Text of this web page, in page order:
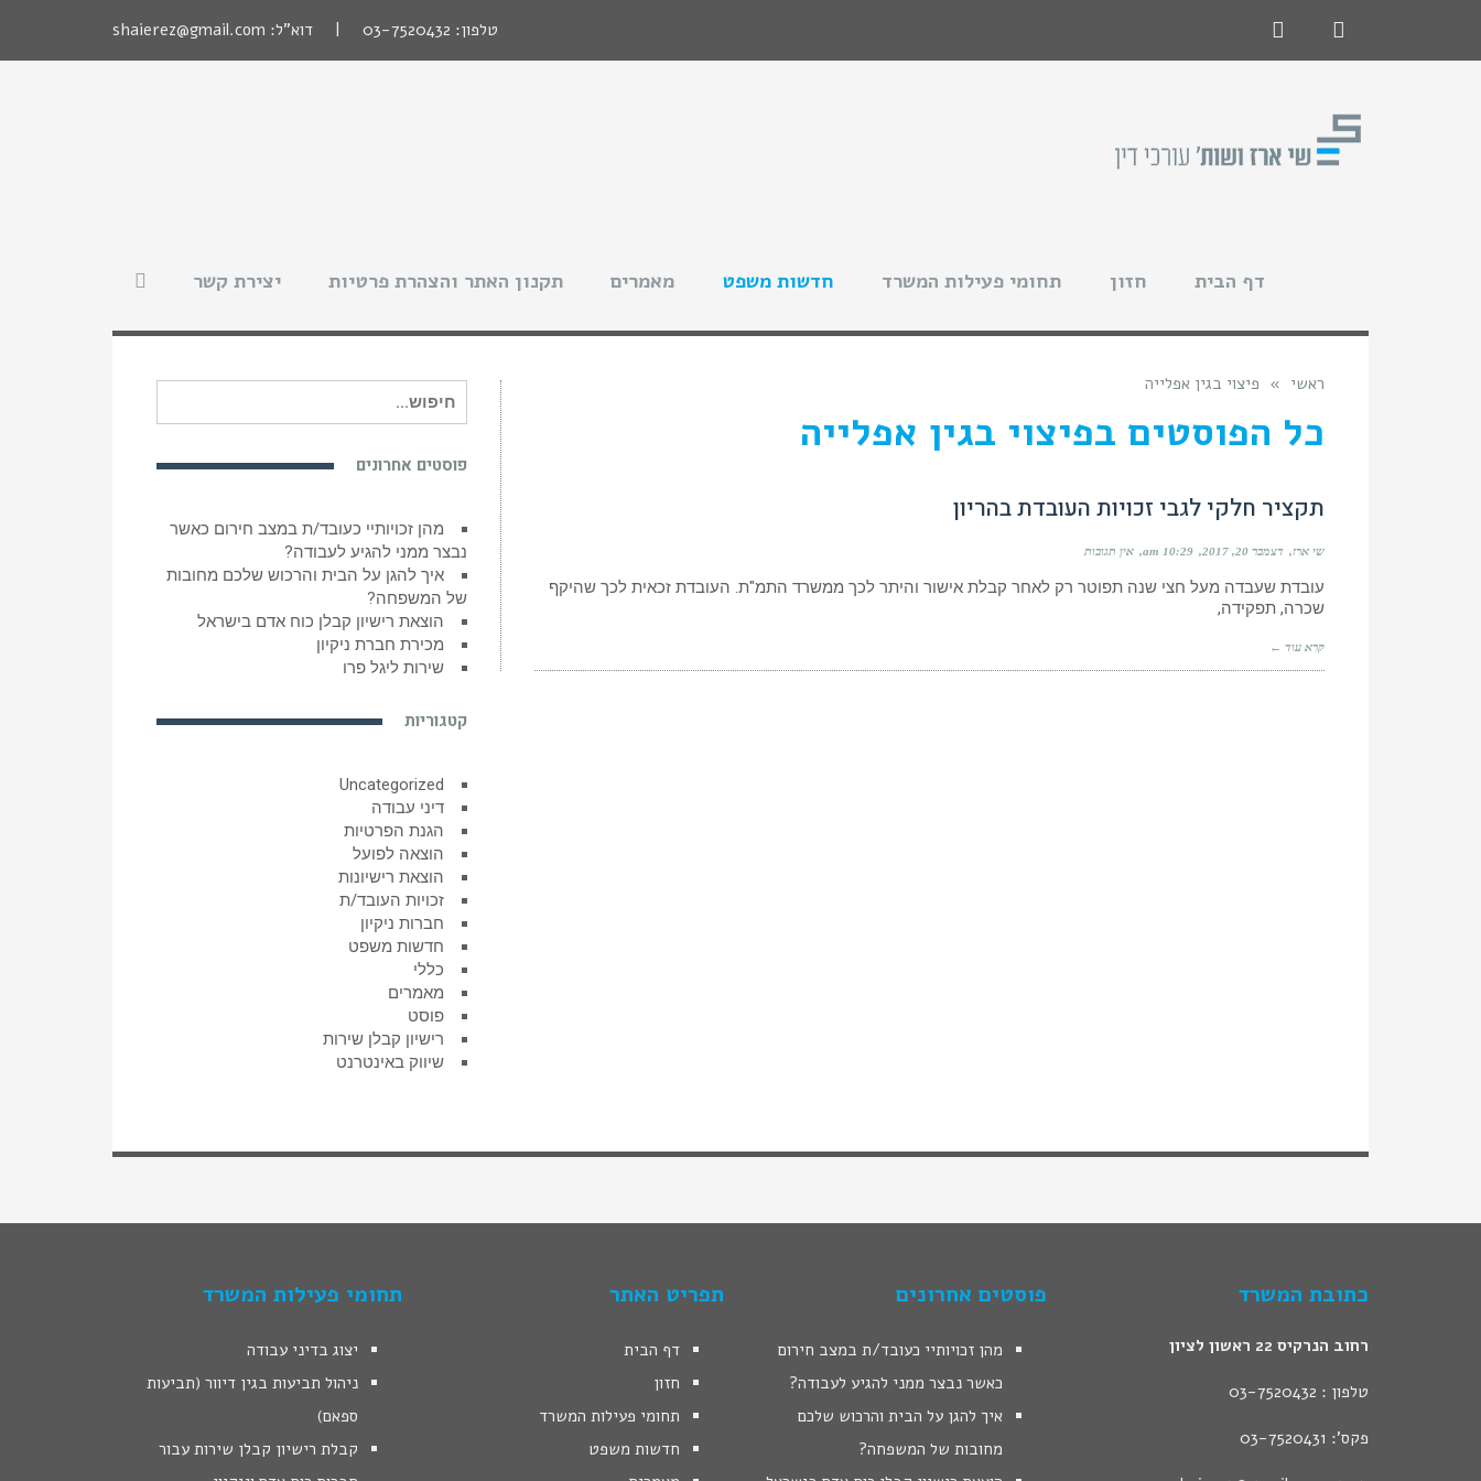
Facebook
LinkedIn
טלפון: 03-7520432 | דוא"ל: shaierez@gmail.com
דף הבית חזון תחומי פעילות המשרד חדשות משפט מאמרים תקנון האתר והצהרת פרטיות יצירת קשר
ראשי » פיצוי בגין אפלייה
כל הפוסטים בפיצוי בגין אפלייה
תקציר חלקי לגבי זכויות העובדת בהריון
שי ארז דצמבר 20, 2017 10:29 am אין תגובות
עובדת שעבדה מעל חצי שנה תפוטר רק לאחר קבלת אישור והיתר לכך ממשרד התמ"ת. העובדת זכאית לכך שהיקף
שכרה, תפקידה,
קרא עוד ←
עבור:
פוסטים אחרונים
מהן זכויותיי כעובד/ת במצב חירום כאשר
נבצר ממני להגיע לעבודה?
איך להגן על הבית והרכוש שלכם מחובות
של המשפחה?
הוצאת רישיון קבלן כוח אדם בישראל
מכירת חברת ניקיון
שירות ליגל פרו
קטגוריות
Uncategorized
דיני עבודה
הגנת הפרטיות
הוצאה לפועל
הוצאת רישיונות
זכויות העובד/ת
חברות ניקיון
חדשות משפט
כללי
מאמרים
פוסט
רישיון קבלן שירות
שיווק באינטרנט
כתובת המשרד
רחוב הנרקיס 22 ראשון לציון
טלפון : 03-7520432
פקס': 03-7520431
פוסטים אחרונים
מהן זכויותיי כעובד/ת במצב חירום
כאשר נבצר ממני להגיע לעבודה?
איך להגן על הבית והרכוש שלכם
מחובות של המשפחה?
תפריט האתר
דף הבית
חזון
תחומי פעילות המשרד
חדשות משפט
תחומי פעילות המשרד
יצוג בדיני עבודה
ניהול תביעות בגין דיוור (תביעות
ספאם)
קבלת רישיון קבלן שירות עבור